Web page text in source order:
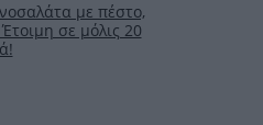
με πέστο,
σε μόλις 20